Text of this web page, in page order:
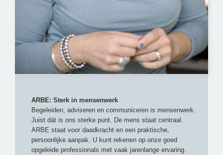
ARBE: Sterk in mensenwerk
Begeleiden, adviseren en communiceren is mensenwerk.
Juist dát is ons sterke punt. De mens staat centraal.
ARBE staat voor daadkracht en een praktische,
persoonlijke aanpak. U kunt rekenen op onze goed
opgeleide professionals met vaak jarenlange ervaring.